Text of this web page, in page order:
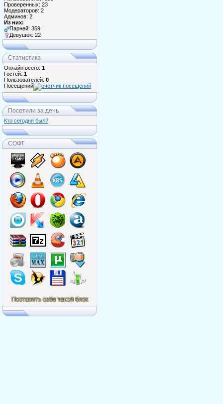
Проверенных: 23
Модераторов: 2
Админов: 2
Из них:
Парней: 359
Девушек: 22
Статистика
Онлайн всего: 1
Гостей: 1
Пользователей: 0
Посещений
Посетили за день
Кто сегодня был?
СОФТ